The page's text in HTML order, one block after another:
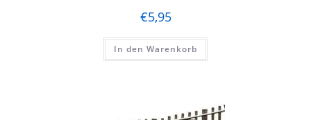
€5,95
In den Warenkorb